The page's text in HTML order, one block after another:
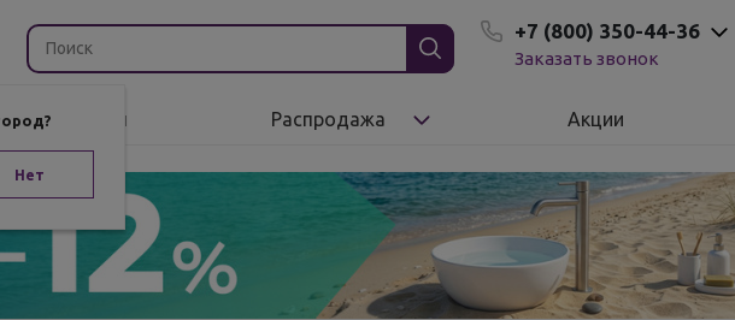
Нет
+7 (800) 350-44-36
Заказать звонок
Бренды Распродажа Акции